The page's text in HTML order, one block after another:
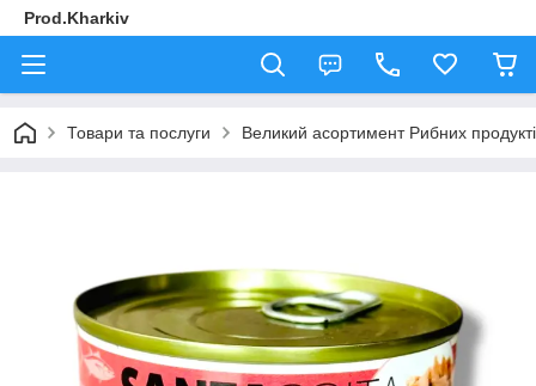
Prod.Kharkiv
Товари та послуги Великий асортимент Рибних